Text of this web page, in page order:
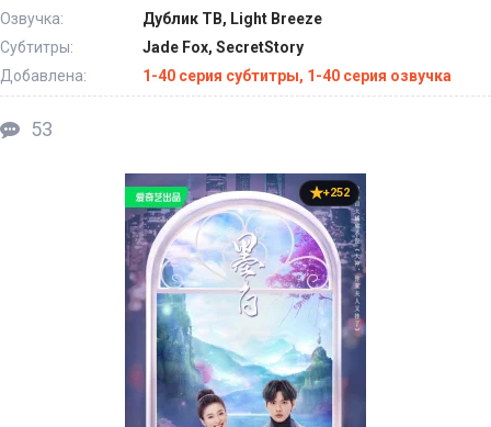
Озвучка:
Дублик ТВ, Light Breeze
Субтитры:
Jade Fox, SecretStory
Добавлена:
1-40 серия субтитры, 1-40 серия озвучка
53
+252